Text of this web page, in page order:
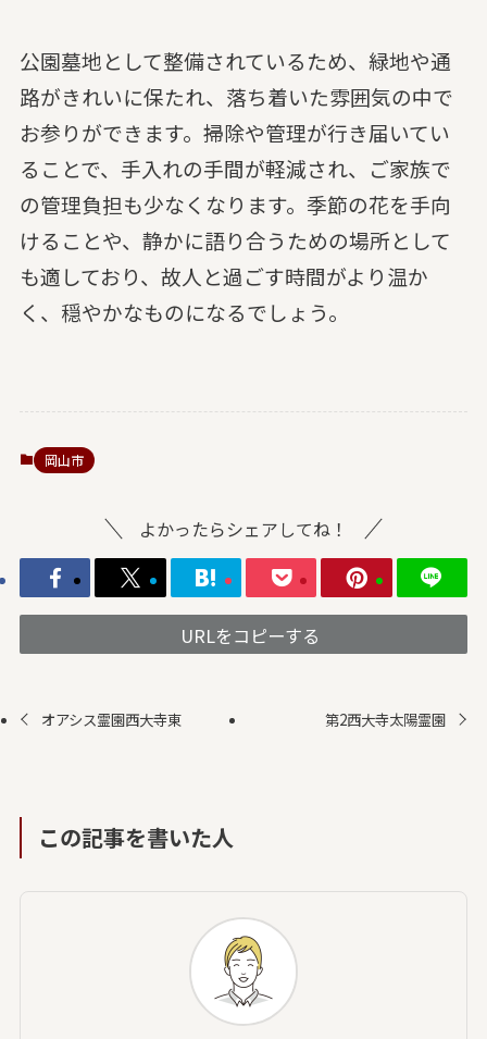
公園墓地として整備されているため、緑地や通
路がきれいに保たれ、落ち着いた雰囲気の中で
お参りができます。掃除や管理が行き届いてい
ることで、手入れの手間が軽減され、ご家族で
の管理負担も少なくなります。季節の花を手向
けることや、静かに語り合うための場所として
も適しており、故人と過ごす時間がより温か
く、穏やかなものになるでしょう。
岡山市
よかったらシェアしてね！
URLをコピーする
オアシス霊園西大寺東 第2西大寺太陽霊園
この記事を書いた人